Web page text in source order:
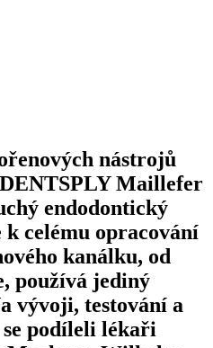
nástrojů
Maillefer
endodontický
k celému opracování
kanálku, od
používá jediný
vývoji, testování a
podíleli lékaři